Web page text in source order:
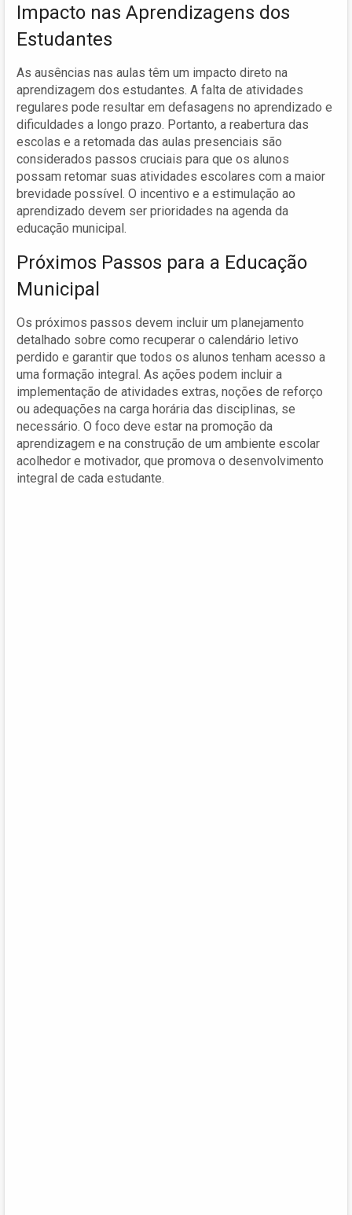
Impacto nas Aprendizagens dos
Estudantes
As ausências nas aulas têm um impacto direto na
aprendizagem dos estudantes. A falta de atividades
regulares pode resultar em defasagens no aprendizado e
dificuldades a longo prazo. Portanto, a reabertura das
escolas e a retomada das aulas presenciais são
considerados passos cruciais para que os alunos
possam retomar suas atividades escolares com a maior
brevidade possível. O incentivo e a estimulação ao
aprendizado devem ser prioridades na agenda da
educação municipal.
Próximos Passos para a Educação
Municipal
Os próximos passos devem incluir um planejamento
detalhado sobre como recuperar o calendário letivo
perdido e garantir que todos os alunos tenham acesso a
uma formação integral. As ações podem incluir a
implementação de atividades extras, noções de reforço
ou adequações na carga horária das disciplinas, se
necessário. O foco deve estar na promoção da
aprendizagem e na construção de um ambiente escolar
acolhedor e motivador, que promova o desenvolvimento
integral de cada estudante.